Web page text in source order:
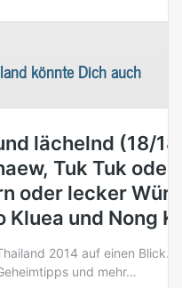
könnte Dich auch